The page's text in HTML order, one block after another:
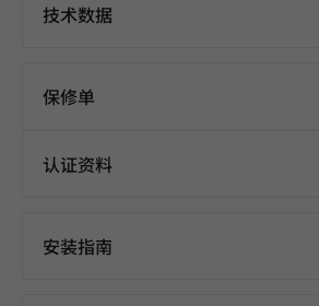
技术数据
保修单
认证资料
安装指南